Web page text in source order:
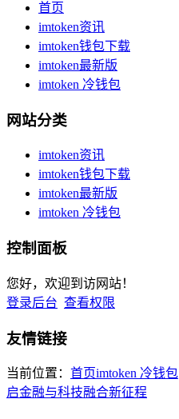
首页
imtoken资讯
imtoken钱包下载
imtoken最新版
imtoken 冷钱包
网站分类
imtoken资讯
imtoken钱包下载
imtoken最新版
imtoken 冷钱包
控制面板
您好，欢迎到访网站！
登录后台 查看权限
友情链接
当前位置： 首页imtoken 冷钱包
启金融与科技融合新征程